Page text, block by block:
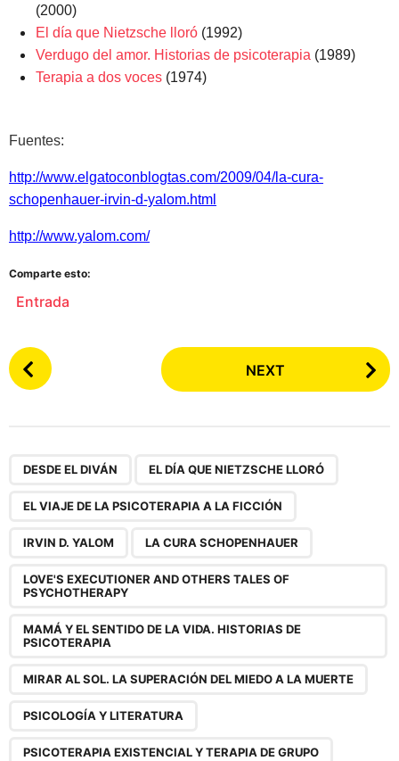
(2000)
El día que Nietzsche lloró (1992)
Verdugo del amor. Historias de psicoterapia (1989)
Terapia a dos voces (1974)
Fuentes:
http://www.elgatoconblogtas.com/2009/04/la-cura-
schopenhauer-irvin-d-yalom.html
http://www.yalom.com/
Comparte esto:
Entrada
P
o
NEXT
DESDE EL DIVÁN EL DÍA QUE NIETZSCHE LLORÓ
EL VIAJE DE LA PSICOTERAPIA A LA FICCIÓN
IRVIN D. YALOM LA CURA SCHOPENHAUER
LOVE'S EXECUTIONER AND OTHERS TALES OF
PSYCHOTHERAPY
MAMÁ Y EL SENTIDO DE LA VIDA. HISTORIAS DE
PSICOTERAPIA
MIRAR AL SOL. LA SUPERACIÓN DEL MIEDO A LA MUERTE
PSICOLOGÍA Y LITERATURA
PSICOTERAPIA EXISTENCIAL Y TERAPIA DE GRUPO